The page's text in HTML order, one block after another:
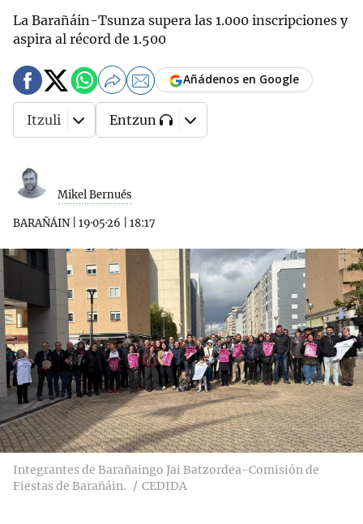
La Barañáin-Tsunza supera las 1.000 inscripciones y
aspira al récord de 1.500
Mikel Bernués
BARAÑÁIN 19·05·26 18:17
Añádenos en Google
Itzuli Entzun
Integrantes de Barañaingo Jai Batzordea-Comisión de
Fiestas de Barañáin.
CEDIDA